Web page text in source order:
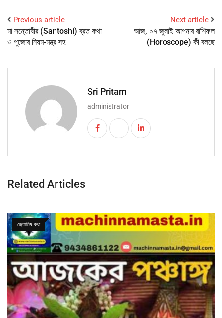
Previous article
মা সন্তোষীর (Santoshi) ব্রত কথা
ও পুজোর নিয়ম-মন্ত্র সহ
Next article
আজ, ০৭ জুলাই আপনার রাশিফল
(Horoscope) কী বলছে
Sri Pritam
administrator
Related Articles
জ্যোতিষ কথা